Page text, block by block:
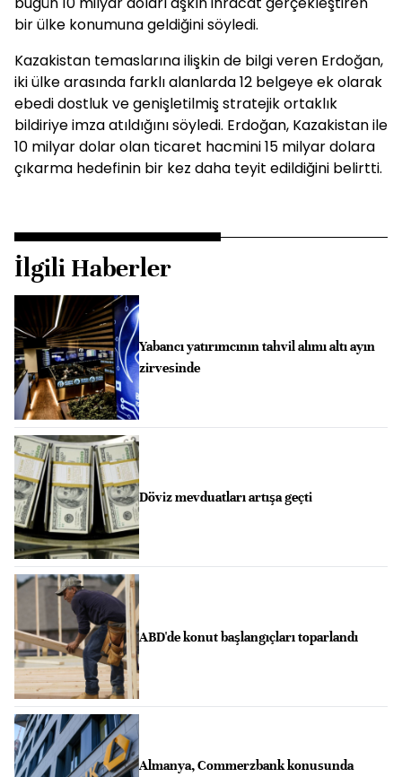
bir ülke konumuna geldiğini söyledi.
Kazakistan temaslarına ilişkin de bilgi veren Erdoğan,
iki ülke arasında farklı alanlarda 12 belgeye ek olarak
ebedi dostluk ve genişletilmiş stratejik ortaklık
bildiriye imza atıldığını söyledi. Erdoğan, Kazakistan ile
10 milyar dolar olan ticaret hacmini 15 milyar dolara
çıkarma hedefinin bir kez daha teyit edildiğini belirtti.
İlgili Haberler
Yabancı yatırımcının tahvil alımı altı ayın
zirvesinde
Döviz mevduatları artışa geçti
ABD'de konut başlangıçları toparlandı
Almanya, Commerzbank konusunda